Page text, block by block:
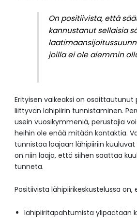
On positiivista, että
kannustanut sellaisia
joilla ei ole aiemmin
Erityisen vaikeaksi on osoittautunut
liittyvän lähipiirin tunnistaminen.
usein vuosikymmeniä, perustajia
heihin ole enää mitään kontaktia.
tunnistaa laajaan lähipiiriin kuuluvat
on niin laaja, että siihen saattaa
tunneta.
Positiivista lähipiirikeskustelussa on,
lähipiiritapahtumista ylipäätään